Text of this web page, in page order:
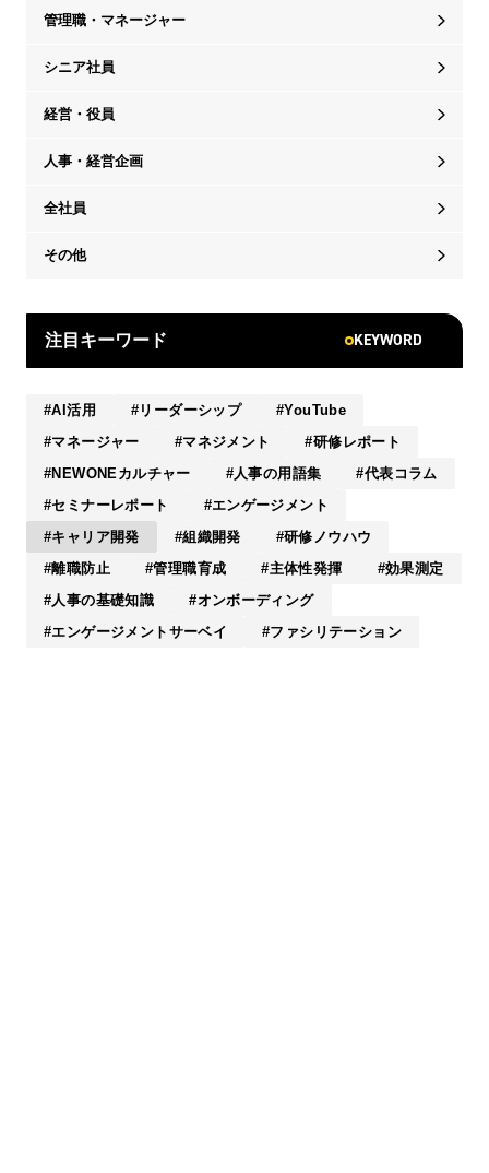
管理職・マネージャー
シニア社員
経営・役員
人事・経営企画
全社員
その他
注目キーワード KEYWORD
AI活用 リーダーシップ
YouTube
マネージャー
マネジメント
研修レポート
NEWONEカルチャー
人事の用語集
代表コラム
セミナーレポート
エンゲージメント
キャリア開発
組織開発
研修ノウハウ
離職防止
管理職育成 主体性発揮
効果測定
人事の基礎知識
オンボーディング
エンゲージメントサーベイ
ファシリテーション